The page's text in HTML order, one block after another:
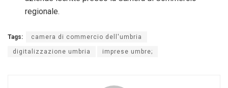
regionale.
Tags: camera di commercio dell'umbria
digitalizzazione umbria imprese umbre;